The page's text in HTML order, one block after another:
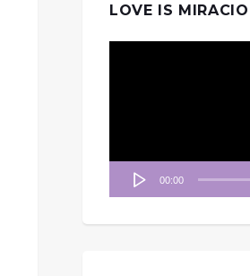
LOVE IS MIRACIO
00:00